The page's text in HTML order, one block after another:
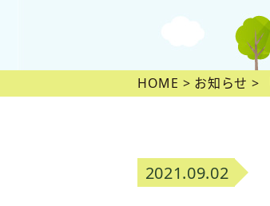
HOME お知らせ
2021.09.02